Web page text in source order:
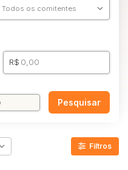
R$
Pesquisar
Filtros